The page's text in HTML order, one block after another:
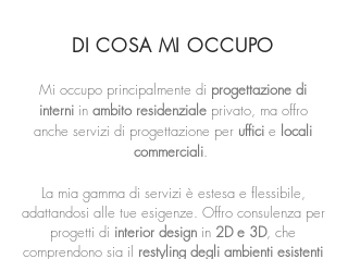
DI COSA MI OCCUPO
Mi occupo principalmente di progettazione di
interni in ambito residenzialeprivato, ma offro
anche servizi di progettazione per uffici e locali
commerciali.
La mia gamma di servizi è estesa e flessibile,
adattandosi alle tue esigenze. Offro consulenza per
progetti di interior design in 2D e 3D, che
comprendono sia il restyling degli ambienti esistenti